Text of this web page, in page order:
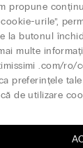
Gift card
propune
urile”,
la butonul
multe
.com/ro/
preferințele
de utilizare